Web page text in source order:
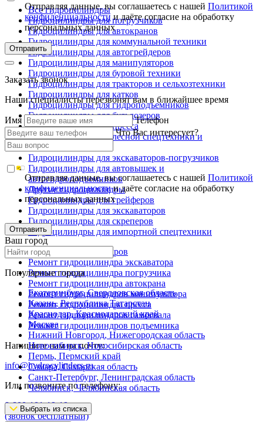
Все гидроцилиндры
Гидроцилиндры для погрузчиков
Гидроцилиндры для автокранов
Гидроцилиндры для коммунальной техники
Гидроцилиндры для автогрейдеров
Гидроцилиндры для манипуляторов
Гидроцилиндры для буровой техники
Гидроцилиндры для тракторов и сельхозтехники
Гидроцилиндры для катков
Гидроцилиндры для гидроподъемников
Гидроцилиндры для бульдозеров
Гидроцилиндры для пресса
Гидроцилиндры для лесной спецтехники и
металловозов
Гидроцилиндры для экскаваторов-погрузчиков
Гидроцилиндры для автовышек и
автогидроподъемников
Другие гидроцилиндры
Гидроцилиндры для грейферов
Гидроцилиндры для экскаваторов
Гидроцилиндры для скреперов
Гидроцилиндры для импортной спецтехники
Ремонт гидроцилиндров
Ремонт гидроцилиндра экскаватора
Ремонт гидроцилиндра погрузчика
Ремонт гидроцилиндра автокрана
Ремонт гидроцилиндров манипулятора
Ремонт гидроцилиндра пресса
Ремонт гидроцилиндров самосвала
Ремонт гидроцилиндров подъемника
Напишите нам на почту:
info@hydrocylinders.ru
Или позвоните по телефону:
8-800-101-19-19
(звонок бесплатный)
Отправляя данные, вы соглашаетесь с нашейПолитикой
конфиденциальностии даёте согласие на обработку
персональных данных
Отправить
Заказать звонок
Наши специалисты перезвонят вам в ближайшее время
Имя
Телефон
Что Вас интересует?
Отправляя данные, вы соглашаетесь с нашейПолитикой
конфиденциальностии даёте согласие на обработку
персональных данных
Отправить
Ваш город
Популярные города
Екатеринбург, Свердловская область
Казань, Республика Татарстан
Краснодар, Краснодарский край
Москва
Нижний Новгород, Нижегородская область
Новосибирск, Новосибирская область
Пермь, Пермский край
Самара, Самарская область
Санкт-Петербург, Ленинградская область
Челябинск, Челябинская область
Выбрать из списка